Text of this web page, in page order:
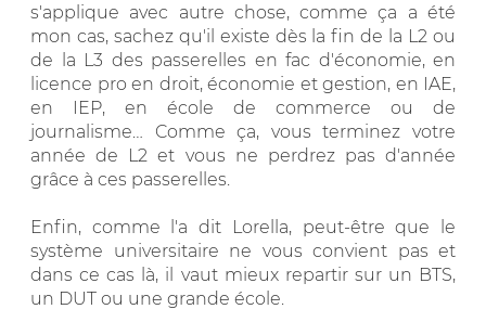
s'applique avec autre chose, comme ça a été
mon cas, sachez qu'il existe dès la fin de la L2 ou
de la L3 des passerelles en fac d'économie, en
licence pro en droit, économie et gestion, en IAE,
en IEP, en école de commerce ou de
journalisme… Comme ça, vous terminez votre
année de L2 et vous ne perdrez pas d'année
grâce à ces passerelles.
Enfin, comme l'a dit Lorella, peut-être que le
système universitaire ne vous convient pas et
dans ce cas là, il vaut mieux repartir sur un BTS,
un DUT ou une grande école.